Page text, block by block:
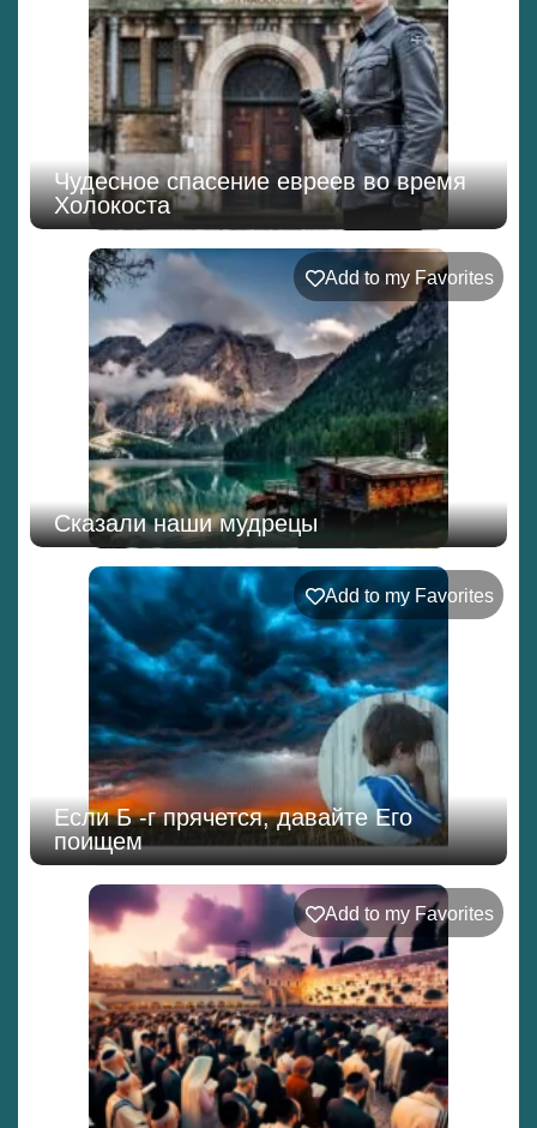
Чудесное спасение евреев во время
Холокоста
Add to my Favorites
Сказали наши мудрецы
Add to my Favorites
Если Б -г прячется, давайте Его
поищем
Add to my Favorites